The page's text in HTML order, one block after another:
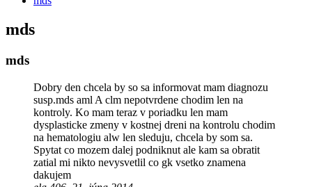
mds
mds
Dobry den chcela by so sa informovat mam diagnozu
susp.mds aml A clm nepotvrdene chodim len na
kontroly. Ko mam teraz v poriadku len mam
dysplasticke zmeny v kostnej dreni na kontrolu chodim
na hematologiu alw len sleduju, chcela by som sa.
Spytat co mozem dalej podniknut ale kam sa obratit
zatial mi nikto nevysvetlil co gk vsetko znamena
dakujem